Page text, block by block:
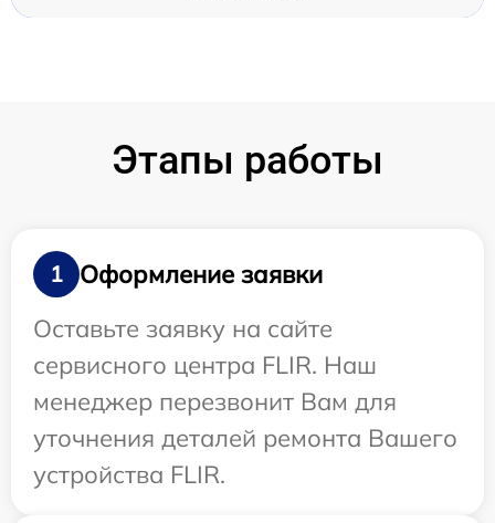
Этапы работы
1
Оформление заявки
Оставьте заявку на сайте
сервисного центра FLIR. Наш
менеджер перезвонит Вам для
уточнения деталей ремонта Вашего
устройства FLIR.